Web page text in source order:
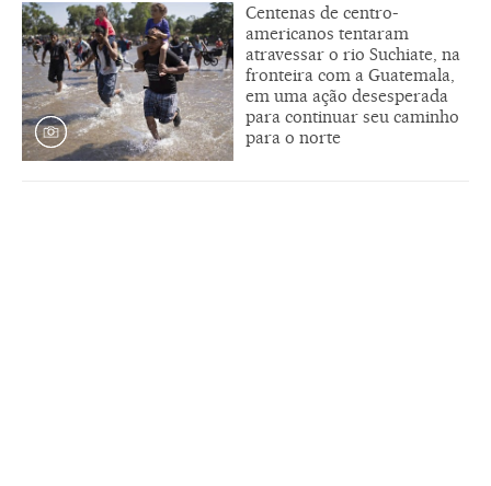
Centenas de centro-
americanos tentaram
atravessar o rio Suchiate, na
fronteira com a Guatemala,
em uma ação desesperada
para continuar seu caminho
para o norte